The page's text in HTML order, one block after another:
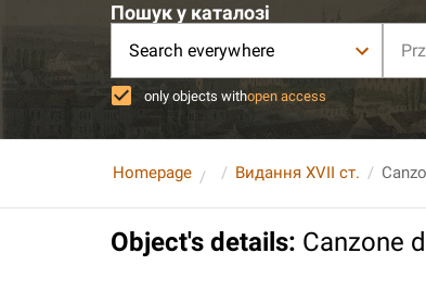
Пошук у каталозі
Search everywhere
only objects withopen access
Homepage Видання XVII ст.
Object's details: Canzone